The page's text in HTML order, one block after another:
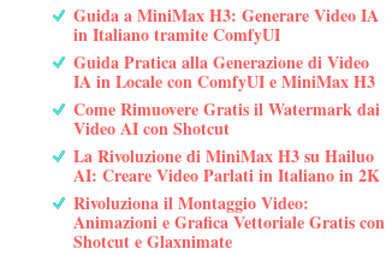
Guida a MiniMax H3: Generare Video IA
in Italiano tramite ComfyUI
Guida Pratica alla Generazione di Video
IA in Locale con ComfyUI e MiniMax H3
Come Rimuovere Gratis il Watermark dai
Video AI con Shotcut
La Rivoluzione di MiniMax H3 su Hailuo
AI: Creare Video Parlati in Italiano in 2K
Rivoluziona il Montaggio Video:
Animazioni e Grafica Vettoriale Gratis con
Shotcut e Glaxnimate